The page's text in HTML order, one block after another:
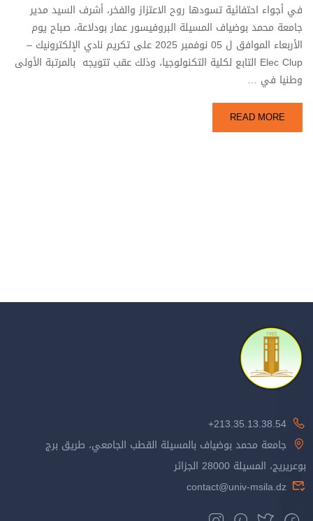
في أجواء احتفائية تسودها روح الاعتزاز والفخر، أشرف السيد مدير
جامعة محمد بوضياف المسيلة البروفيسور عمار بودلاعة، صباح يوم
الأربعاء الموافق ل 05 نوفمبر 2025 على تكريم نادي الإلكترونيك –
Elec Clup التابع لكلية التكنولوجيا، وذلك عقب تتويجه بالمرتبة الأولى
وطنيا في …
READ MORE
213.35.13.38.54+
جامعة محمد بوضياف بالمسيلة القطب الجامعي، طريق برج
بوعريريج، المسيلة 28000 الجزائر
contact@univ-msila.dz